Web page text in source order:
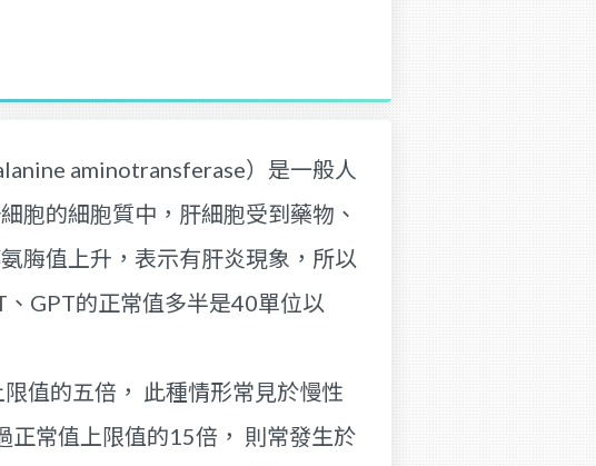
aminotransferase）是一般人
胞的細胞質中，肝細胞受到藥物、
脢值上升，表示有肝炎現象，所以
GPT的正常值多半是40單位以
值的五倍， 此種情形常見於慢性
正常值上限值的15倍， 則常發生於